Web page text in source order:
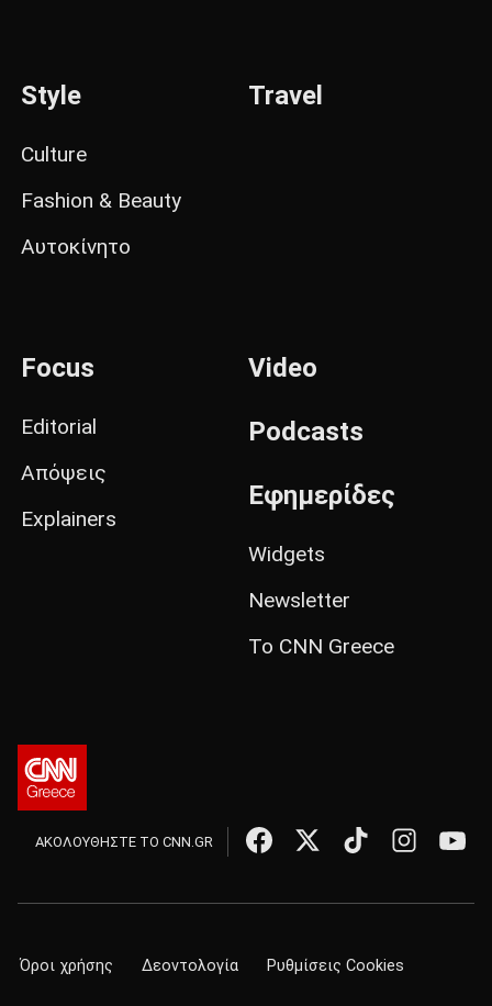
Style
Culture
Fashion & Beauty
Αυτοκίνητο
Travel
Focus
Editorial
Απόψεις
Explainers
Video
Podcasts
Εφημερίδες
Widgets
Newsletter
Το CNN Greece
ΑΚΟΛΟΥΘΗΣΤΕ ΤΟ CNN.GR
Όροι χρήσης Δεοντολογία Ρυθμίσεις Cookies